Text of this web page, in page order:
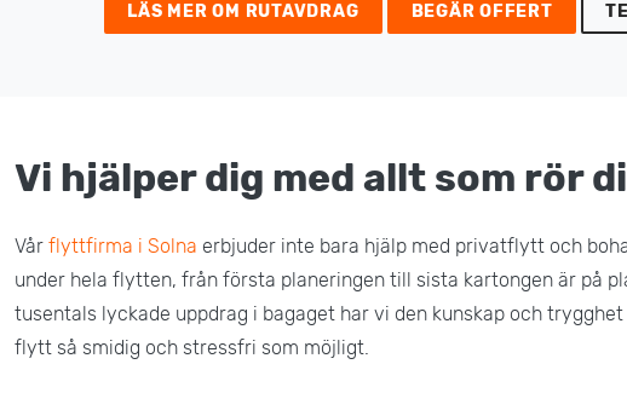
LÄS MER OM RUTAVDRAG BEGÄR OFFERT
Vi hjälper dig med allt som rör
Vår flyttfirma i Solna erbjuder inte bara hjälp med privatflytt och
under hela flytten, från första planeringen till sista kartongen är på
tusentals lyckade uppdrag i bagaget har vi den kunskap och
flytt så smidig och stressfri som möjligt.